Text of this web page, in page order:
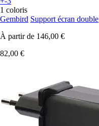
1 coloris
Gembird Support écran double
À partir de 146,00 €
82,00 €